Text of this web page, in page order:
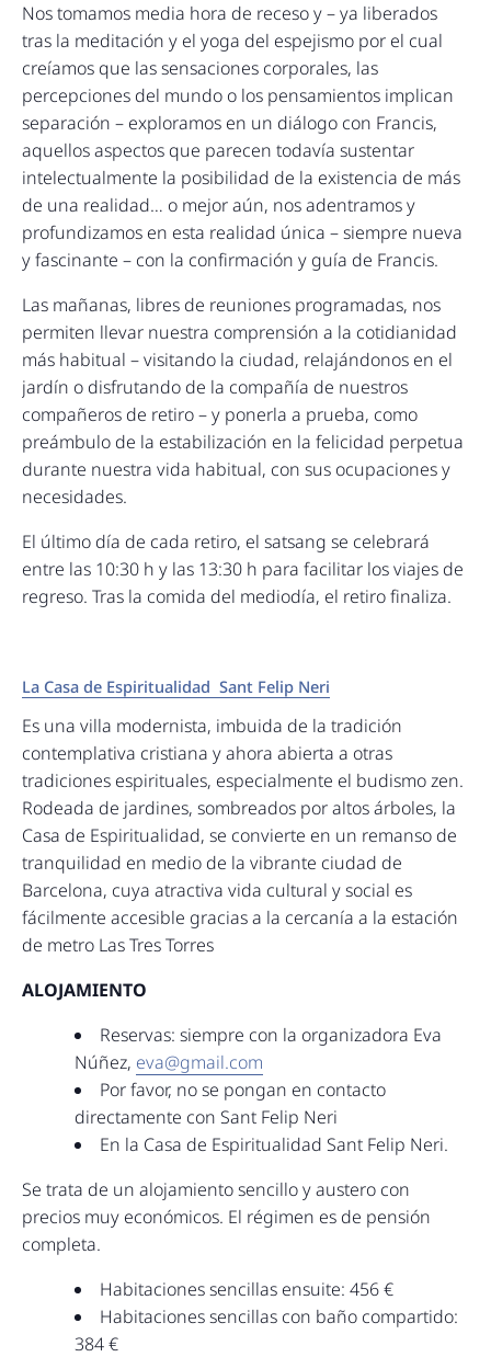
Nos tomamos media hora de receso y – ya liberados
tras la meditación y el yoga del espejismo por el cual
creíamos que las sensaciones corporales, las
percepciones del mundo o los pensamientos implican
separación – exploramos en un diálogo con Francis,
aquellos aspectos que parecen todavía sustentar
intelectualmente la posibilidad de la existencia de más
de una realidad… o mejor aún, nos adentramos y
profundizamos en esta realidad única – siempre nueva
y fascinante – con la confirmación y guía de Francis.
Las mañanas, libres de reuniones programadas, nos
permiten llevar nuestra comprensión a la cotidianidad
más habitual – visitando la ciudad, relajándonos en el
jardín o disfrutando de la compañía de nuestros
compañeros de retiro – y ponerla a prueba, como
preámbulo de la estabilización en la felicidad perpetua
durante nuestra vida habitual, con sus ocupaciones y
necesidades.
El último día de cada retiro, el satsang se celebrará
entre las 10:30 h y las 13:30 h para facilitar los viajes de
regreso. Tras la comida del mediodía, el retiro finaliza.
La Casa de Espiritualidad Sant Felip Neri
Es una villa modernista, imbuida de la tradición
contemplativa cristiana y ahora abierta a otras
tradiciones espirituales, especialmente el budismo zen.
Rodeada de jardines, sombreados por altos árboles, la
Casa de Espiritualidad, se convierte en un remanso de
tranquilidad en medio de la vibrante ciudad de
Barcelona, cuya atractiva vida cultural y social es
fácilmente accesible gracias a la cercanía a la estación
de metro Las Tres Torres
ALOJAMIENTO
Reservas: siempre con la organizadora Eva
Núñez, eva@gmail.com
Por favor, no se pongan en contacto
directamente con Sant Felip Neri
En la Casa de Espiritualidad Sant Felip Neri.
Se trata de un alojamiento sencillo y austero con
precios muy económicos. El régimen es de pensión
completa.
Habitaciones sencillas ensuite: 456 €
Habitaciones sencillas con baño compartido:
384 €